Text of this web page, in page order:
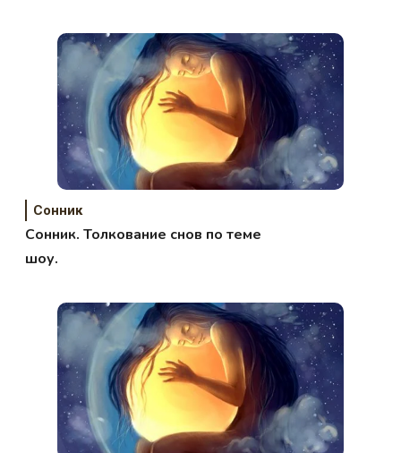
Сонник
Сонник. Толкование снов по теме
шоу.